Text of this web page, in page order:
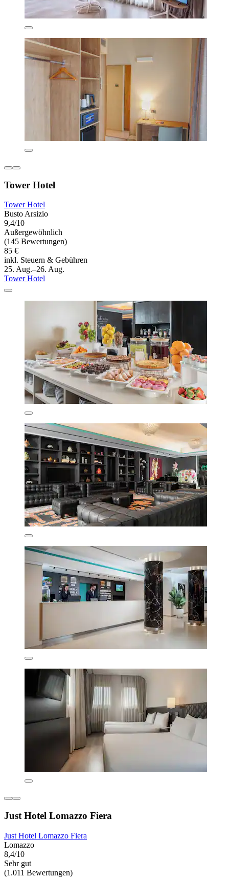
Tower Hotel
Tower Hotel
Busto Arsizio
9,4/10
Außergewöhnlich
(145 Bewertungen)
85 €
inkl. Steuern & Gebühren
25. Aug.–26. Aug.
Tower Hotel
Just Hotel Lomazzo Fiera
Just Hotel Lomazzo Fiera
Lomazzo
8,4/10
Sehr gut
(1.011 Bewertungen)